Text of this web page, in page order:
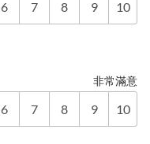
6 7 8 9 10
非常滿意
6 7 8 9 10